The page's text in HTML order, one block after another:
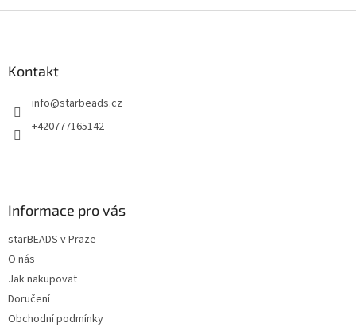
Kontakt
info@starbeads.cz
+420777165142
Informace pro vás
starBEADS v Praze
O nás
Jak nakupovat
Doručení
Obchodní podmínky